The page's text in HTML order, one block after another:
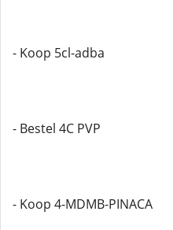
- Koop 5cl-adba
- Bestel 4C PVP
- Koop 4-MDMB-PINACA